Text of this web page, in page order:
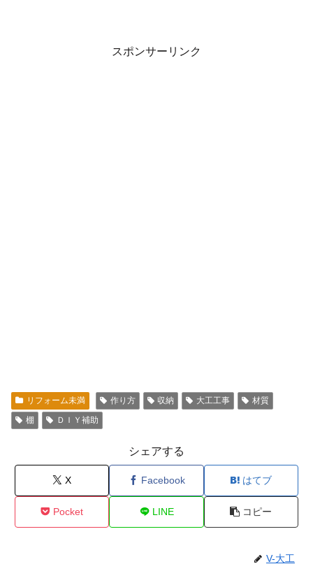
スポンサーリンク
リフォーム未満 作り方 収納 大工工事
材質
棚
ＤＩＹ補助
シェアする
X Facebook はてブ
Pocket LINE コピー
V-大工